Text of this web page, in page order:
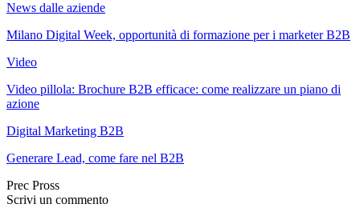
News dalle aziende
Milano Digital Week, opportunità di formazione per i marketer B2B
Video
Video pillola: Brochure B2B efficace: come realizzare un piano di
azione
Digital Marketing B2B
Generare Lead, come fare nel B2B
Prec Pross
Scrivi un commento